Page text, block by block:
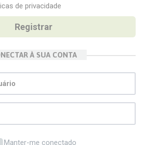
de privacidade
Registrar
À SUA CONTA
Manter-me conectado